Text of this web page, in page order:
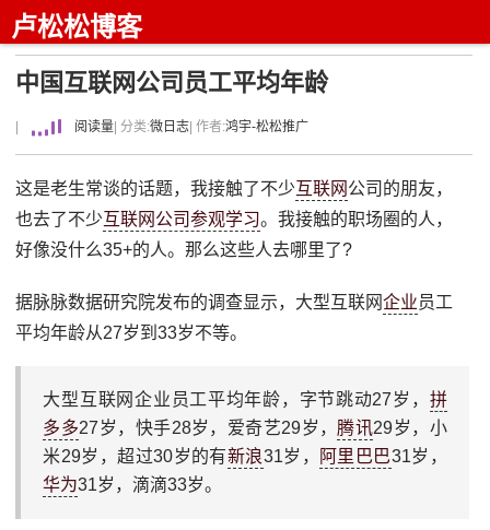
卢松松博客
中国互联网公司员工平均年龄
阅读量 | 分类:微日志 | 作者:鸿宇-松松推广
这是老生常谈的话题，我接触了不少互联网 公司的朋友，
也去了不少互联网公司参观学习。我接触的职场圈的人，
好像没什么35+的人。那么这些人去哪里了?
据脉脉数据研究院发布的调查显示，大型互联网企业员工
平均年龄从27岁到33岁不等。
大型互联网企业员工平均年龄，字节跳动27岁， 拼
多多27岁，快手28岁，爱奇艺29岁， 腾讯29岁，小
米29岁，超过30岁的有新浪31岁， 阿里巴巴31岁，
华为31岁，滴滴33岁。